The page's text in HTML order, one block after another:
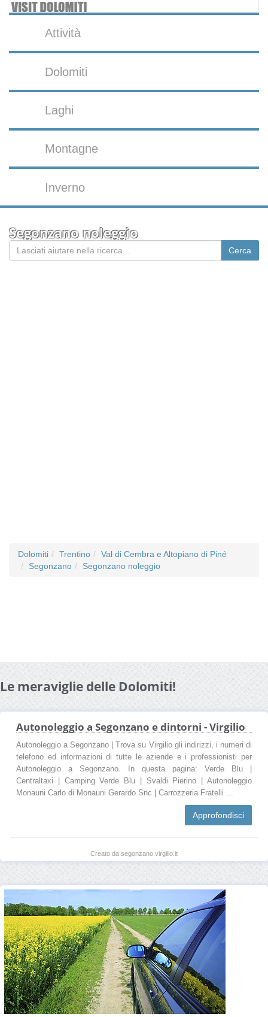
Attività
Dolomiti
Laghi
Montagne
Inverno
Segonzano noleggio
Dolomiti Trentino
Val di Cembra e Altopiano di Piné
Segonzano
Segonzano noleggio
Le meraviglie delle Dolomiti!
Autonoleggio a Segonzano e dintorni - Virgilio
Autonoleggio a Segonzano | Trova su Virgilio gli indirizzi, i numeri di
telefono ed informazioni di tutte le aziende e i professionisti per
Autonoleggio a Segonzano. In questa pagina: Verde Blu |
Centraltaxi | Camping Verde Blu | Svaldi Pierino | Autonoleggio
Monauni Carlo di Monauni Gerardo Snc | Carrozzeria Fratelli ...
Approfondisci
Creato da segonzano.virgilio.it